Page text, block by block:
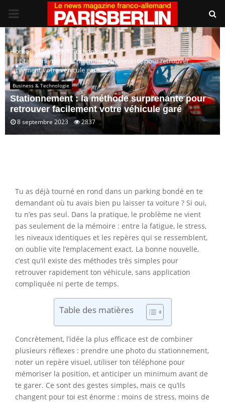
PRIMARY
MENU
Home
Business & Technologie
Stationnement : la méthode surprenante pour retrouver
facilement votre véhicule garé
Business & Technologie
Stationnement : la méthode surprenante pour
retrouver facilement votre véhicule garé
8 septembre 2023 2837
Tu as déjà tourné en rond dans un parking bondé en te
demandant où tu avais bien pu laisser ta voiture ? Si oui,
tu n’es pas seul. Dans la pratique, le problème ne vient
pas seulement de la mémoire : entre la fatigue, le stress,
les niveaux identiques et les repères qui se ressemblent,
on oublie vite l’emplacement exact. La bonne nouvelle,
c’est qu’il existe des méthodes très simples pour
retrouver rapidement ton véhicule, sans application
compliquée ni perte de temps.
Table des matières
Concrètement, l’idée la plus efficace est de combiner
plusieurs réflexes : prendre une photo du stationnement,
noter un repère visuel, utiliser ton téléphone pour
mémoriser la position, et anticiper un minimum avant de
te garer. Ce sont des gestes simples, mais ce qu’ils
changent pour toi est énorme : moins de stress, moins de